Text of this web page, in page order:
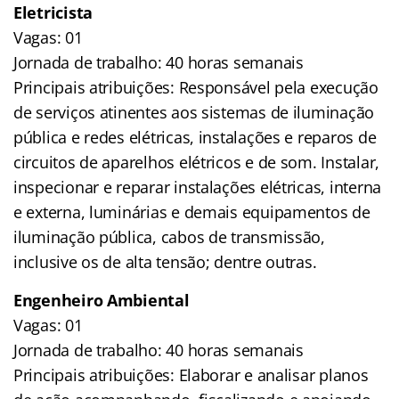
Eletricista
Vagas: 01
Jornada de trabalho: 40 horas semanais
Principais atribuições: Responsável pela execução
de serviços atinentes aos sistemas de iluminação
pública e redes elétricas, instalações e reparos de
circuitos de aparelhos elétricos e de som. Instalar,
inspecionar e reparar instalações elétricas, interna
e externa, luminárias e demais equipamentos de
iluminação pública, cabos de transmissão,
inclusive os de alta tensão; dentre outras.
Engenheiro Ambiental
Vagas: 01
Jornada de trabalho: 40 horas semanais
Principais atribuições: Elaborar e analisar planos